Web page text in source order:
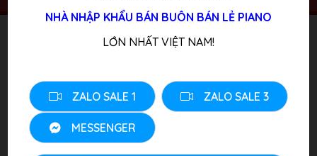
Trang chủ/ Sản phẩm/Piano Điện/ Đàn Piano Yamaha
NHÀ NHẬP KHẨU BÁN BUÔN BÁN LẺ PIANO
LỚN NHẤT VIỆT NAM!
ZALO SALE 1 ZALO SALE 3
MESSENGER